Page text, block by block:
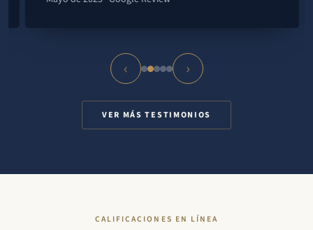
‹ ›
VER MÁS TESTIMONIOS
CALIFICACIONES EN LÍNEA